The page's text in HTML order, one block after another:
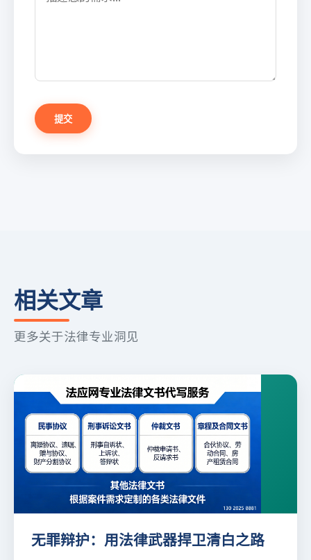
提交
相关文章
更多关于法律专业洞见
无罪辩护：用法律武器捍卫清白之路